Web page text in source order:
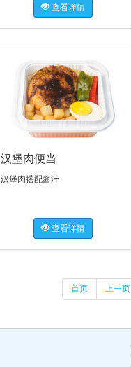
查看详情
汉堡肉便当
汉堡肉搭配酱汁
查看详情
首页 上一页